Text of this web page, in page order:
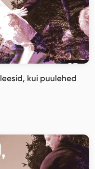
kui puulehed